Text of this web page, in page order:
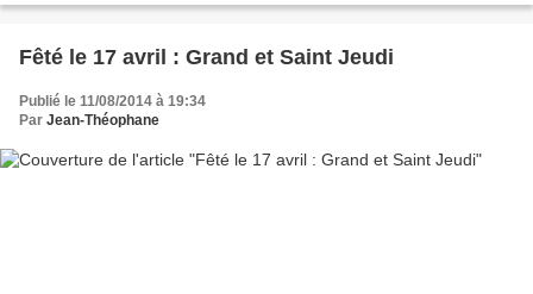
Fêté le 17 avril : Grand et Saint Jeudi
Publié le 11/08/2014 à 19:34
Par Jean-Théophane